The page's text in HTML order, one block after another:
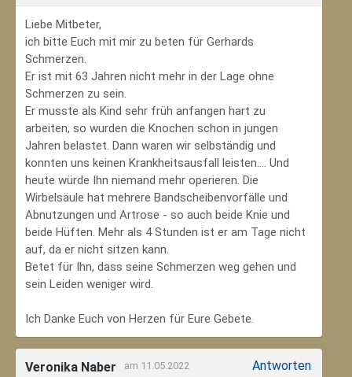
Liebe Mitbeter,
ich bitte Euch mit mir zu beten für Gerhards
Schmerzen.
Er ist mit 63 Jahren nicht mehr in der Lage ohne
Schmerzen zu sein.
Er musste als Kind sehr früh anfangen hart zu
arbeiten, so wurden die Knochen schon in jungen
Jahren belastet. Dann waren wir selbständig und
konnten uns keinen Krankheitsausfall leisten.... Und
heute würde Ihn niemand mehr operieren. Die
Wirbelsäule hat mehrere Bandscheibenvorfälle und
Abnutzungen und Artrose - so auch beide Knie und
beide Hüften. Mehr als 4 Stunden ist er am Tage nicht
auf, da er nicht sitzen kann.
Betet für Ihn, dass seine Schmerzen weg gehen und
sein Leiden weniger wird.
Ich Danke Euch von Herzen für Eure Gebete.
Veronika Naber am 11.05.2022 Antworten